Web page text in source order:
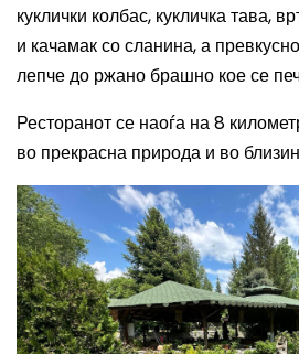
куклички колбас, кукличка тава,
и качамак со сланина, а
лепче до ржано брашно кое се
Ресторанот се наоѓа на 8
во прекрасна природа и во